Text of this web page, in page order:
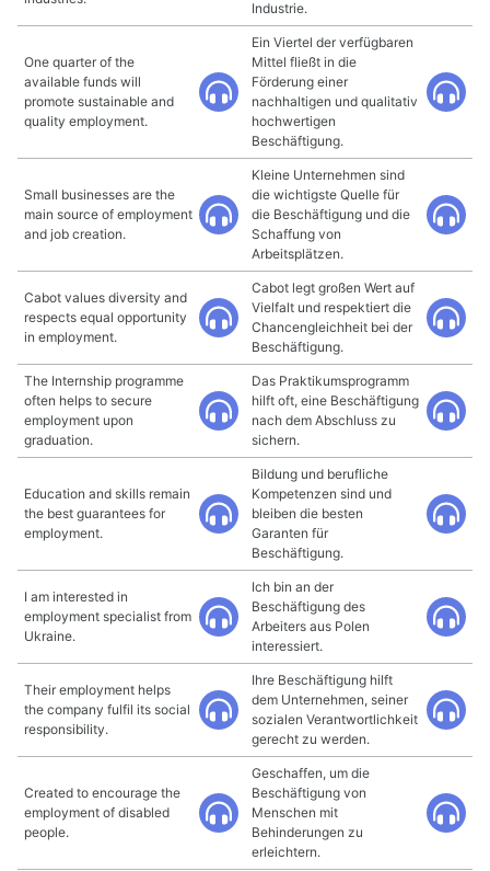
Industrie.
One quarter of the
available funds will
promote sustainable and
quality employment.
Ein Viertel der verfügbaren
Mittel fließt in die
Förderung einer
nachhaltigen und qualitativ
hochwertigen
Beschäftigung.
Small businesses are the
main source of employment
and job creation.
Kleine Unternehmen sind
die wichtigste Quelle für
die Beschäftigung und die
Schaffung von
Arbeitsplätzen.
Cabot values diversity and
respects equal opportunity
in employment.
Cabot legt großen Wert auf
Vielfalt und respektiert die
Chancengleichheit bei der
Beschäftigung.
The Internship programme
often helps to secure
employment upon
graduation.
Das Praktikumsprogramm
hilft oft, eine Beschäftigung
nach dem Abschluss zu
sichern.
Education and skills remain
the best guarantees for
employment.
Bildung und berufliche
Kompetenzen sind und
bleiben die besten
Garanten für
Beschäftigung.
I am interested in
employment specialist from
Ukraine.
Ich bin an der
Beschäftigung des
Arbeiters aus Polen
interessiert.
Their employment helps
the company fulfil its social
responsibility.
Ihre Beschäftigung hilft
dem Unternehmen, seiner
sozialen Verantwortlichkeit
gerecht zu werden.
Created to encourage the
employment of disabled
people.
Geschaffen, um die
Beschäftigung von
Menschen mit
Behinderungen zu
erleichtern.